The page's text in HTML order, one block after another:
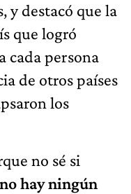
y destacó que la
que logró
cada persona
de otros países
los
no sé si
no hay ningún